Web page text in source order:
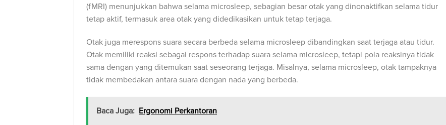
(fMRI) menunjukkan bahwa selama microsleep, sebagian besar otak yang dinonaktifkan selama tidur
tetap aktif, termasuk area otak yang didedikasikan untuk tetap terjaga.
Otak juga merespons suara secara berbeda selama microsleep dibandingkan saat terjaga atau tidur.
Otak memiliki reaksi sebagai respons terhadap suara selama microsleep, tetapi pola reaksinya tidak
sama dengan yang ditemukan saat seseorang terjaga. Misalnya, selama microsleep, otak tampaknya
tidak membedakan antara suara dengan nada yang berbeda.
Baca Juga: Ergonomi Perkantoran